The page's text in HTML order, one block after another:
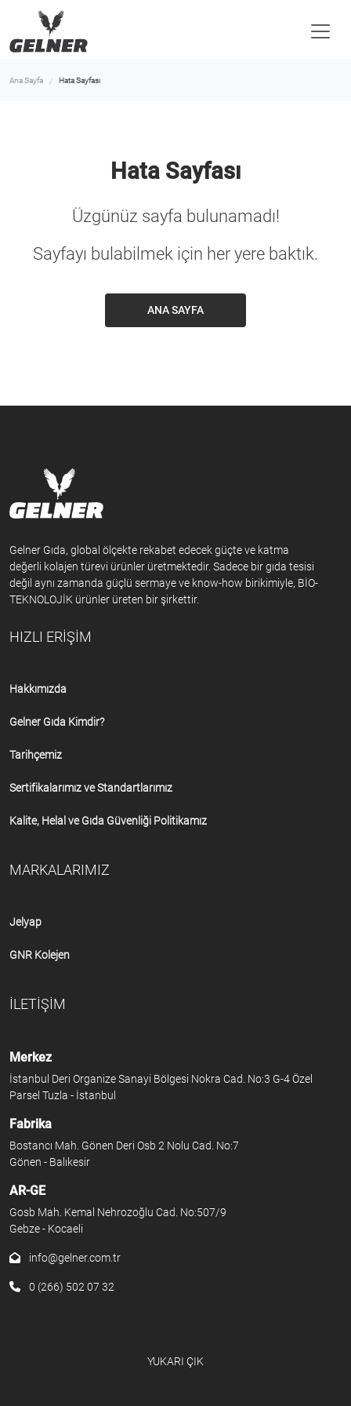
Ana Sayfa Hata Sayfası
Hata Sayfası
Üzgünüz sayfa bulunamadı!
Sayfayı bulabilmek için her yere baktık.
ANA SAYFA
Gelner Gıda, global ölçekte rekabet edecek güçte ve katma
değerli kolajen türevi ürünler üretmektedir. Sadece bir gıda tesisi
değil aynı zamanda güçlü sermaye ve know-how birikimiyle, BİO-
TEKNOLOJİK ürünler üreten bir şirkettir.
HIZLI ERİŞİM
Hakkımızda
Gelner Gıda Kimdir?
Tarihçemiz
Sertifikalarımız ve Standartlarımız
Kalite, Helal ve Gıda Güvenliği Politikamız
MARKALARIMIZ
Jelyap
GNR Kolejen
İLETİŞİM
Merkez
İstanbul Deri Organize Sanayi Bölgesi Nokra Cad. No:3 G-4 Özel
Parsel Tuzla - İstanbul
Fabrika
Bostancı Mah. Gönen Deri Osb 2 Nolu Cad. No:7
Gönen - Balıkesir
AR-GE
Gosb Mah. Kemal Nehrozoğlu Cad. No:507/9
Gebze - Kocaeli
info@gelner.com.tr
0 (266) 502 07 32
YUKARI ÇIK